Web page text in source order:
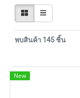
พบสินค้า 145 ชิ้น
New